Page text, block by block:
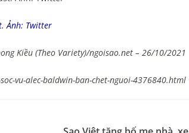
Ảnh: Twitter
Kiều (Theo Variety)/ngoisao.net – 26/10/2021
vu-alec-baldwin-ban-chet-nguoi-4376840.html